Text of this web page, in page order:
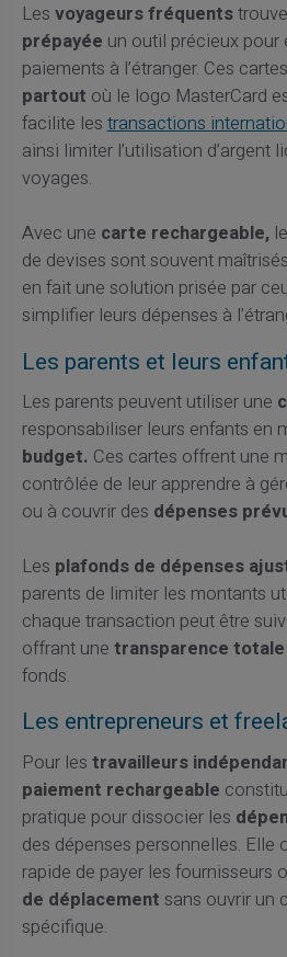
Les voyageurs fréquents
prépayée un outil précieux pour
paiements à l’étranger. Ces
partout où le logo MasterCard
facilite lestransactions
ainsi limiter l’utilisation d’argent
voyages.
Avec une carte rechargeable,
de devises sont souvent
en fait une solution prisée par
simplifier leurs dépenses à
Les parents et leurs
Les parents peuvent utiliser une
responsabiliser leurs enfants en
budget. Ces cartes offrent une
contrôlée de leur apprendre à
ou à couvrir des dépenses
Les plafonds de dépenses
parents de limiter les montants
chaque transaction peut être
offrant une transparence totale
fonds.
Les entrepreneurs et
Pour les travailleurs
paiement rechargeable
pratique pour dissocier les
des dépenses personnelles. Elle
rapide de payer les fournisseurs
de déplacement sans ouvrir un
spécifique.